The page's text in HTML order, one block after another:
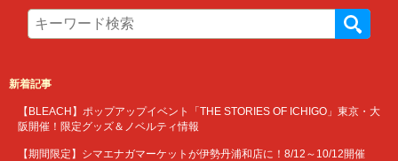
新着記事
【BLEACH】ポップアップイベント「THE STORIES OF ICHIGO」東京・大
阪開催！限定グッズ＆ノベルティ情報
【期間限定】シマエナガマーケットが伊勢丹浦和店に！8/12～10/12開催